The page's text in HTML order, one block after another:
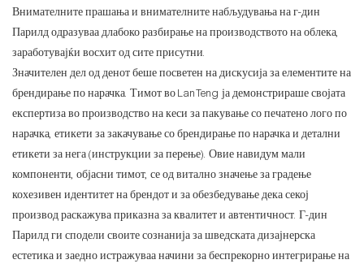
Внимателните прашања и внимателните набљудувања на г-дин
Парилд одразуваа длабоко разбирање на производството на облека,
заработувајќи восхит од сите присутни.
Значителен дел од денот беше посветен на дискусија за елементите на
брендирање по нарачка. Тимот во LanTeng ја демонстрираше својата
експертиза во производство на кеси за пакување со печатено лого по
нарачка, етикети за закачување со брендирање по нарачка и детални
етикети за нега (инструкции за перење). Овие навидум мали
компоненти, објасни тимот, се од витално значење за градење
кохезивен идентитет на брендот и за обезбедување дека секој
производ раскажува приказна за квалитет и автентичност. Г-дин
Парилд ги сподели своите сознанија за шведската дизајнерска
естетика и заедно истражуваа начини за беспрекорно интегрирање на